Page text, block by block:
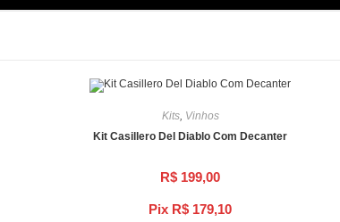
Pix R$ 179,10
Kits, Vinhos
Kit Casillero Del Diablo Com Decanter
R$ 199,00